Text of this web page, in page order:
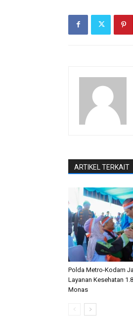
ARTIKEL TERKAIT
Polda Metro-Kodam
Layanan Kesehatan
Monas